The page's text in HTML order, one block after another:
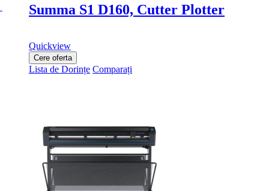
Summa S1 D160, Cutter Plotter
Quickview
Cere oferta
Lista de Dorințe Comparați